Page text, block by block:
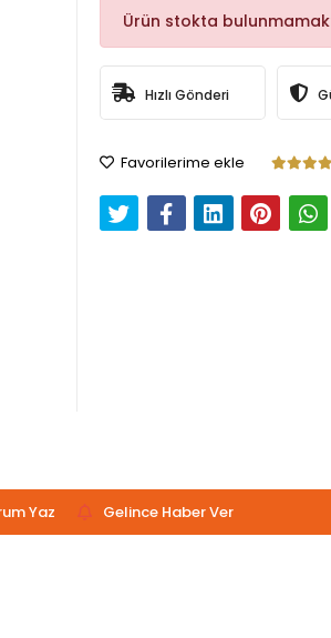
Ürün stokta
Hızlı Gönderi
Favorilerime ekle
Yaz Gelince Haber Ver